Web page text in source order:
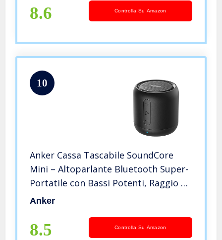
AUX/TF/USB per viaggi a casa
8.6 Controlla Su Amazon
10
Anker Cassa Tascabile SoundCore
Mini – Altoparlante Bluetooth Super-
Portatile con Bassi Potenti, Raggio di
Connessione Bluetooth e Guida
Huawei e Altri
Anker
8.5 Controlla Su Amazon